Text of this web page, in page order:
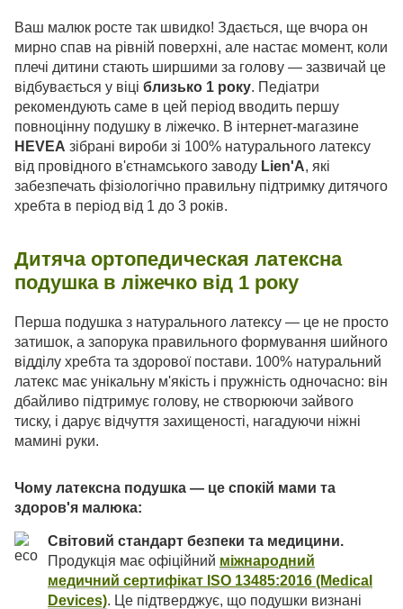
Ваш малюк росте так швидко! Здається, ще вчора он
мирно спав на рівній поверхні, але настає момент, коли
плечі дитини стають ширшими за голову — зазвичай це
відбувається у віці близько 1 року. Педіатри
рекомендують саме в цей період вводить першу
повноцінну подушку в ліжечко. В інтернет-магазине
HEVEA зібрані вироби зі 100% натурального латексу
від провідного в'єтнамського заводу Lien'A, які
забезпечать фізіологічно правильну підтримку дитячого
хребта в період від 1 до 3 років.
Дитяча ортопедическая латексна
подушка в ліжечко від 1 року
Перша подушка з натурального латексу — це не просто
затишок, а запорука правильного формування шийного
відділу хребта та здорової постави. 100% натуральний
латекс має унікальну м'якість і пружність одночасно: він
дбайливо підтримує голову, не створюючи зайвого
тиску, і дарує відчуття захищеності, нагадуючи ніжні
мамині руки.
Чому латексна подушка — це спокій мами та
здоров'я малюка:
Світовий стандарт безпеки та медицини.
Продукція має офіційний міжнародний
медичний сертифікат ISO 13485:2016 (Medical
Devices). Це підтверджує, що подушки визнані